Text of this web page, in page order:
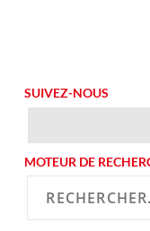
SUIVEZ-NOUS
MOTEUR DE